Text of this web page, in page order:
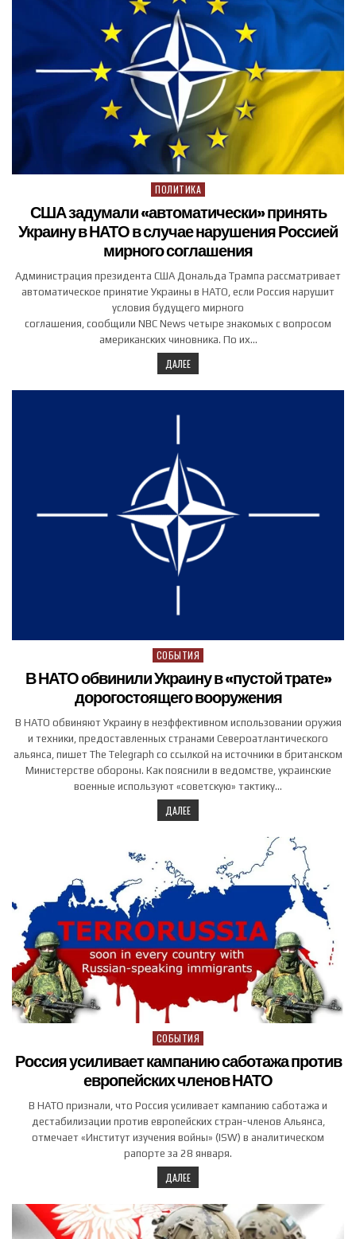
Posted in
ПОЛИТИКА
США задумали «автоматически» принять
Украину в НАТО в случае нарушения Россией
мирного соглашения
Администрация президента США Дональда Трампа рассматривает
автоматическое принятие Украины в НАТО, если Россия нарушит
условия будущего мирного
соглашения, сообщили NBC News четыре знакомых с вопросом
американских чиновника. По их…
ДАЛЕЕ
Posted in
СОБЫТИЯ
В НАТО обвинили Украину в «пустой трате»
дорогостоящего вооружения
В НАТО обвиняют Украину в неэффективном использовании оружия
и техники, предоставленных странами Североатлантического
альянса, пишет The Telegraph со ссылкой на источники в британском
Министерстве обороны. Как пояснили в ведомстве, украинские
военные используют «советскую» тактику…
ДАЛЕЕ
Posted in
СОБЫТИЯ
Россия усиливает кампанию саботажа против
европейских членов НАТО
В НАТО признали, что Россия усиливает кампанию саботажа и
дестабилизации против европейских стран-членов Альянса,
отмечает «Институт изучения войны» (ISW) в аналитическом
рапорте за 28 января.
ДАЛЕЕ